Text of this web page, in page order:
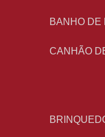
BANHO
CANHÃO